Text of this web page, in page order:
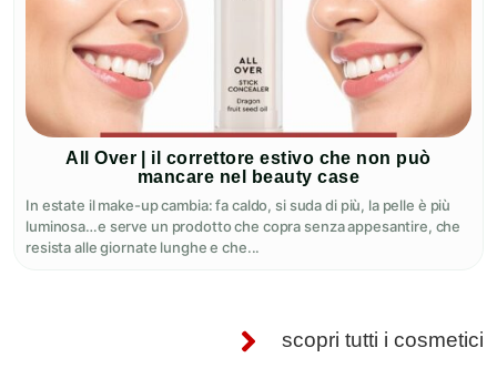
All Over | il correttore estivo che non può
mancare nel beauty case
In estate il make-up cambia: fa caldo, si suda di più, la pelle è più
luminosa…e serve un prodotto che copra senza appesantire, che
resista alle giornate lunghe e che...
scopri tutti i cosmetici